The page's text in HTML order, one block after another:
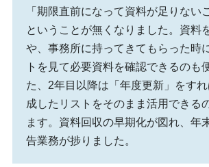
「期限直前になって資料が足りない
ということが無くなりました。資料
や、事務所に持ってきてもらった時
トを見て必要資料を確認できるのも
た、2年目以降は「年度更新」をす
成したリストをそのまま活用できる
ます。資料回収の早期化が図れ、年
告業務が捗りました。